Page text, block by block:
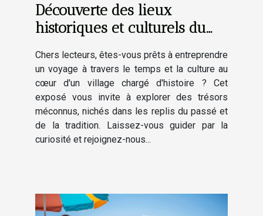
Découverte des lieux
historiques et culturels du
Chers lecteurs, êtes-vous prêts à entreprendre
un voyage à travers le temps et la culture au
cœur d'un village chargé d'histoire ? Cet
exposé vous invite à explorer des trésors
méconnus, nichés dans les replis du passé et
de la tradition. Laissez-vous guider par la
curiosité et rejoignez-nous...